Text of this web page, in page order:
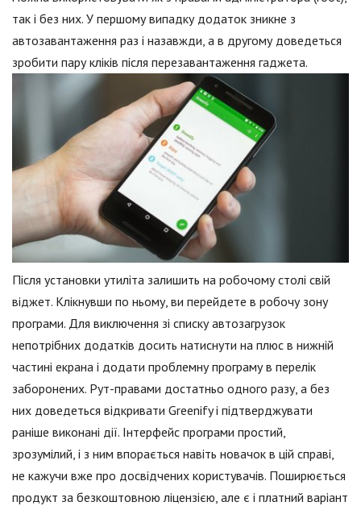
так і без них. У першому випадку додаток зникне з
автозавантаження раз і назавжди, а в другому доведеться
зробити пару кліків після перезавантаження гаджета.
Після установки утиліта залишить на робочому столі свій
віджет. Клікнувши по ньому, ви перейдете в робочу зону
програми. Для виключення зі списку автозагрузок
непотрібних додатків досить натиснути на плюс в нижній
частині екрана і додати проблемну програму в перелік
заборонених. Рут-правами достатньо одного разу, а без
них доведеться відкривати Greenify і підтверджувати
раніше виконані дії. Інтерфейс програми простий,
зрозумілий, і з ним впорається навіть новачок в цій справі,
не кажучи вже про досвідчених користувачів. Поширюється
продукт за безкоштовною ліцензією, але є і платний варіант